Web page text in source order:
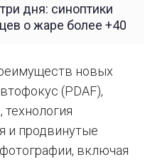
дня: синоптики
о жаре более +40
новых
(PDAF),
технология
и продвинутые
включая